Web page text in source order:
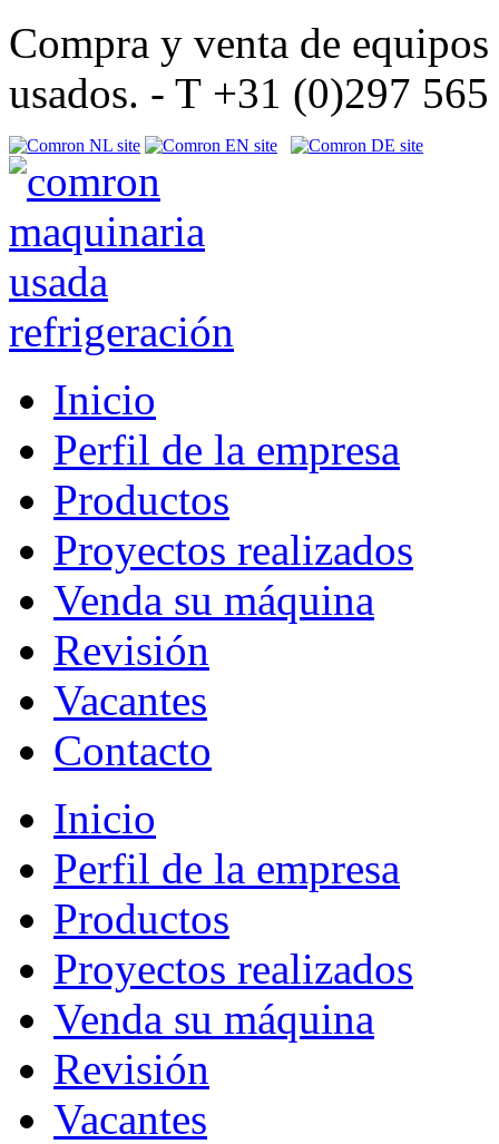
Compra y venta de
usados. - T +31 (0)297
Inicio
Perfil de la empresa
Productos
Proyectos realizados
Venda su máquina
Revisión
Vacantes
Contacto
Inicio
Perfil de la empresa
Productos
Proyectos realizados
Venda su máquina
Revisión
Vacantes